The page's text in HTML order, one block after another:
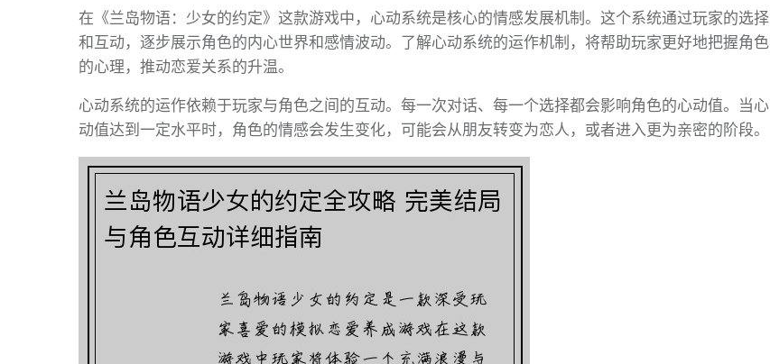
在《兰岛物语：少女的约定》这款游戏中，心动系统是核心的情感发展机制。这个系统通过玩家的选择
和互动，逐步展示角色的内心世界和感情波动。了解心动系统的运作机制，将帮助玩家更好地把握角色
的心理，推动恋爱关系的升温。
心动系统的运作依赖于玩家与角色之间的互动。每一次对话、每一个选择都会影响角色的心动值。当心
动值达到一定水平时，角色的情感会发生变化，可能会从朋友转变为恋人，或者进入更为亲密的阶段。